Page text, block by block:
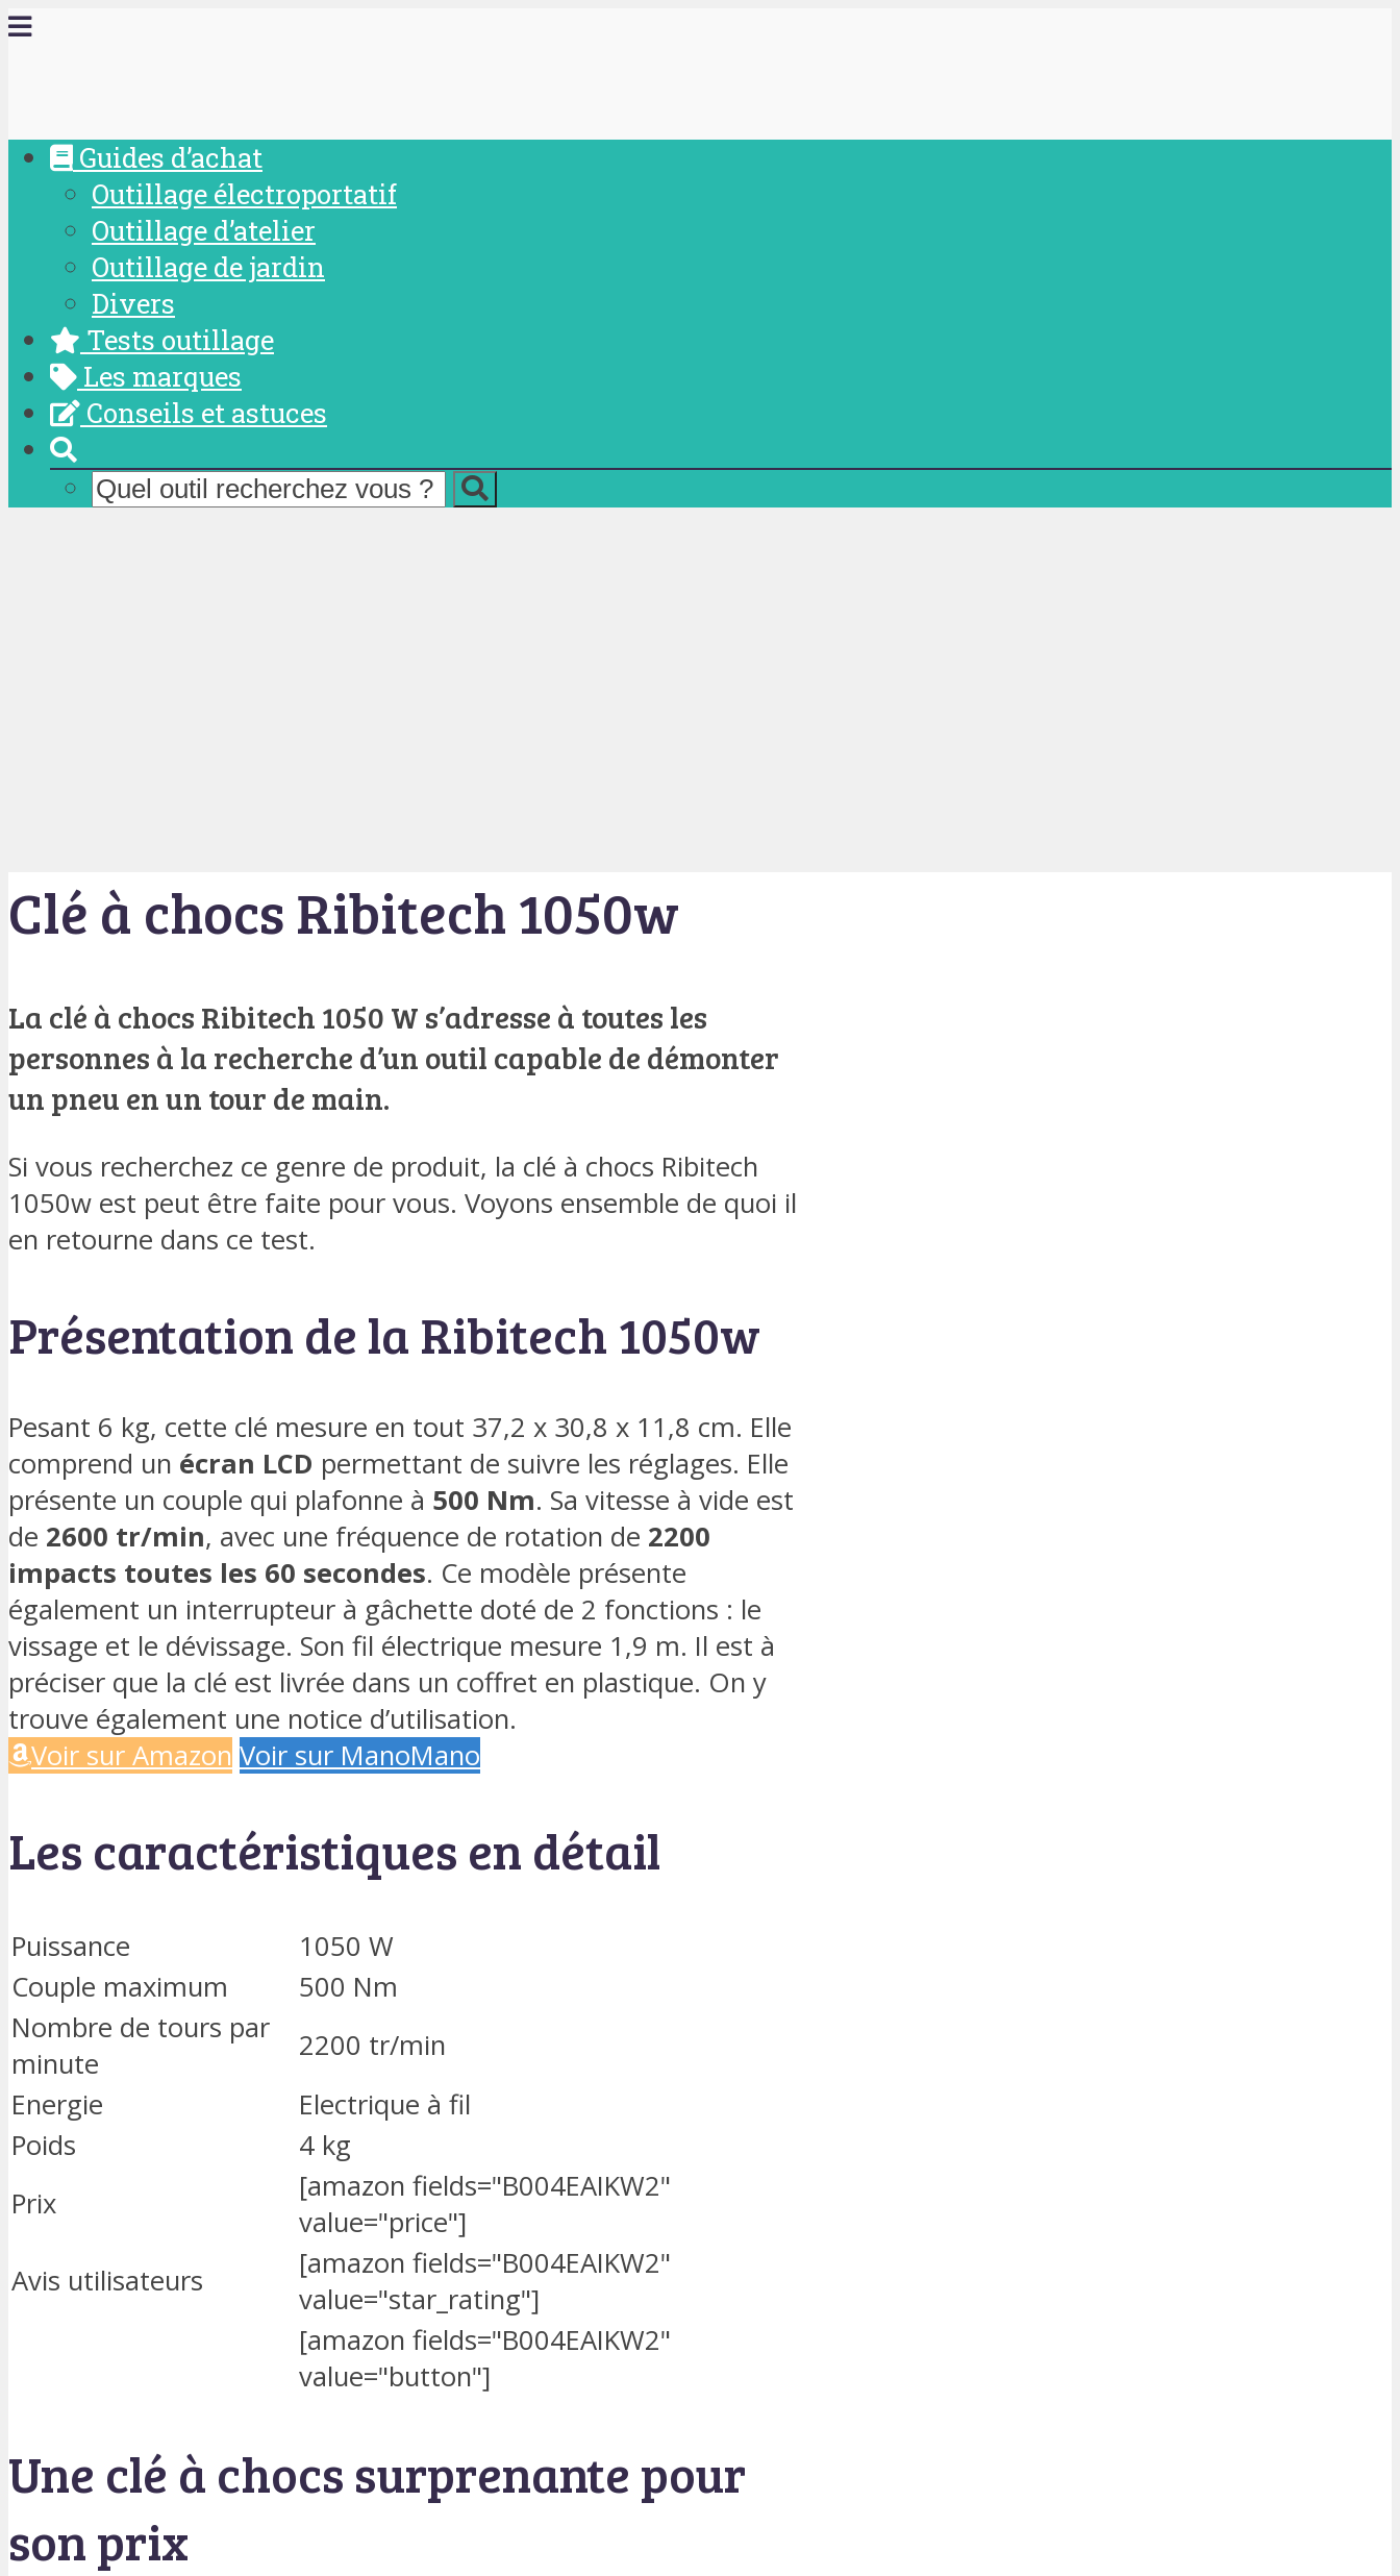
Guides d’achat
Outillage électroportatif
Outillage d’atelier
Outillage de jardin
Divers
Tests outillage
Les marques
Conseils et astuces
Clé à chocs Ribitech 1050w
La clé à chocs Ribitech 1050 W s’adresse à toutes les
personnes à la recherche d’un outil capable de démonter
un pneu en un tour de main.
Si vous recherchez ce genre de produit, la clé à chocs Ribitech
1050w est peut être faite pour vous. Voyons ensemble de quoi il
en retourne dans ce test.
Présentation de la Ribitech 1050w
Pesant 6 kg, cette clé mesure en tout 37,2 x 30,8 x 11,8 cm. Elle
comprend un écran LCD permettant de suivre les réglages. Elle
présente un couple qui plafonne à 500 Nm. Sa vitesse à vide est
de 2600 tr/min, avec une fréquence de rotation de 2200
impacts toutes les 60 secondes. Ce modèle présente
également un interrupteur à gâchette doté de 2 fonctions : le
vissage et le dévissage. Son fil électrique mesure 1,9 m. Il est à
préciser que la clé est livrée dans un coffret en plastique. On y
trouve également une notice d’utilisation.
Voir sur Amazon Voir sur ManoMano
Les caractéristiques en détail
Puissance
1050 W
Couple maximum
500 Nm
Nombre de tours par
minute
2200 tr/min
Energie
Electrique à fil
Poids
4 kg
Prix
[amazon fields="B004EAIKW2"
value="price"]
Avis utilisateurs
[amazon fields="B004EAIKW2"
value="star_rating"]
[amazon fields="B004EAIKW2"
value="button"]
Une clé à chocs surprenante pour
son prix